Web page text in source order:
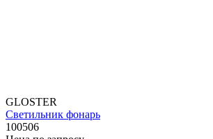
GLOSTER
Светильник фонарь
100506